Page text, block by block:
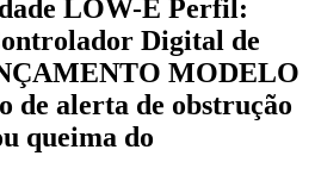
LOW-E Perfil:
Digital de
MODELO
de alerta de obstrução
queima do